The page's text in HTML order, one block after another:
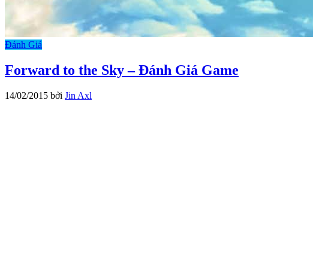
Đánh Giá
Forward to the Sky – Đánh Giá Game
14/02/2015 bởi Jin Axl